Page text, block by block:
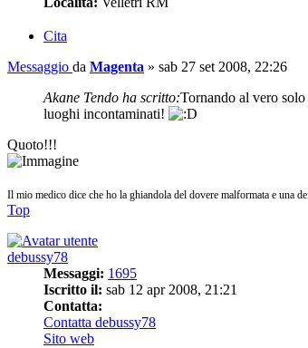
Cita
Messaggio da Magenta » sab 27 set 2008, 22:26
Akane Tendo ha scritto:Tornando al vero
luoghi incontaminati!
Quoto!!!
Il mio medico dice che ho la ghiandola del dovere malformata e una
Top
debussy78
Messaggi: 1695
Iscritto il: sab 12 apr 2008, 21:21
Contatta:
Contatta debussy78
Sito web